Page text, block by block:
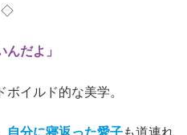
◇
んだよ」
ボイルド的な美学。
自分に寝返った愛子も道連れ